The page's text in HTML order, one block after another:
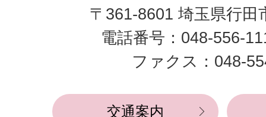
市
役
所
〒361-8601 埼玉県行田
電話番号：048-556-
ファクス：048-
交通案内